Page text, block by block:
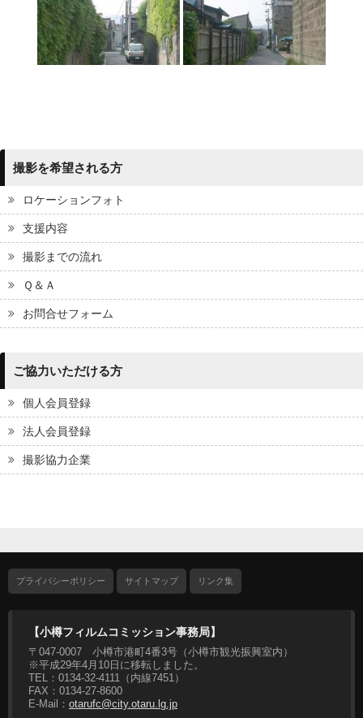
撮影を希望される方
ロケーションフォト
支援内容
撮影までの流れ
Ｑ＆Ａ
お問合せフォーム
ご協力いただける方
個人会員登録
法人会員登録
撮影協力企業
プライバシーポリシー サイトマップ リンク集
【小樽フィルムコミッション事務局】
〒047-0007 小樽市港町4番3号（小樽市観光振興室内）
※平成29年4月10日に移転しました。
TEL：0134-32-4111（内線7451）
FAX：0134-27-8600
E-Mail： otarufc@city.otaru.lg.jp